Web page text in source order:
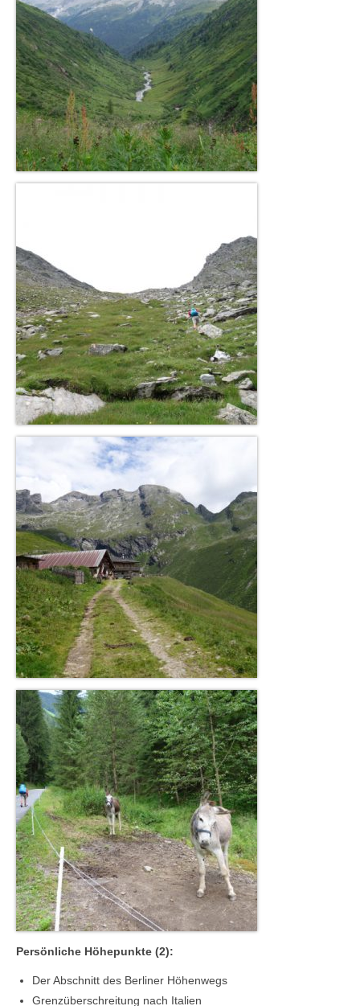
Persönliche Höhepunkte (2):
Der Abschnitt des Berliner Höhenwegs
Grenzüberschreitung nach Italien